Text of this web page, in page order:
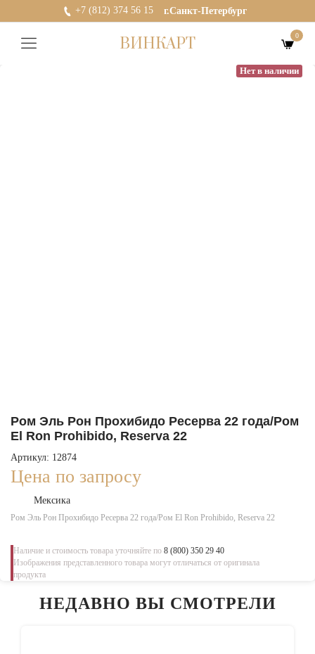
+7 (812) 374 56 15 г.Санкт-Петербург
ВИНКАРТ 0
Нет в наличии
Ром Эль Рон Прохибидо Ресерва 22 года/Ром
El Ron Prohibido, Reserva 22
Артикул: 12874
Цена по запросу
Мексика
Ром Эль Рон Прохибидо Ресерва 22 года/Ром El Ron Prohibido, Reserva 22
Наличие и стоимость товара уточняйте по 8 (800) 350 29 40
Изображения представленного товара могут отличаться от оригинала
продукта
НЕДАВНО ВЫ СМОТРЕЛИ